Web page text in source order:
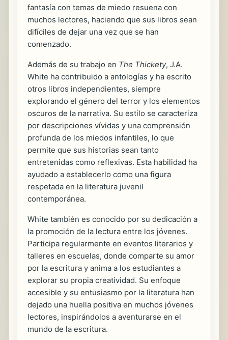
fantasía con temas de miedo resuena con
muchos lectores, haciendo que sus libros sean
difíciles de dejar una vez que se han
comenzado.
Además de su trabajo en The Thickety, J.A.
White ha contribuido a antologías y ha escrito
otros libros independientes, siempre
explorando el género del terror y los elementos
oscuros de la narrativa. Su estilo se caracteriza
por descripciones vívidas y una comprensión
profunda de los miedos infantiles, lo que
permite que sus historias sean tanto
entretenidas como reflexivas. Esta habilidad ha
ayudado a establecerlo como una figura
respetada en la literatura juvenil
contemporánea.
White también es conocido por su dedicación a
la promoción de la lectura entre los jóvenes.
Participa regularmente en eventos literarios y
talleres en escuelas, donde comparte su amor
por la escritura y anima a los estudiantes a
explorar su propia creatividad. Su enfoque
accesible y su entusiasmo por la literatura han
dejado una huella positiva en muchos jóvenes
lectores, inspirándolos a aventurarse en el
mundo de la escritura.